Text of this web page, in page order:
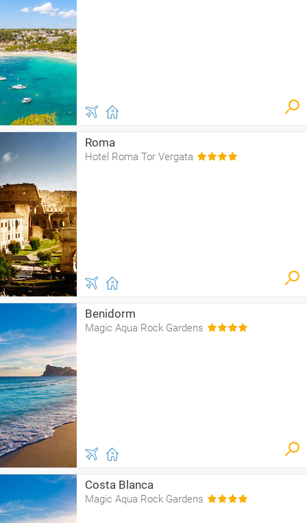
Roma
Hotel Roma Tor Vergata
Benidorm
Magic Aqua Rock Gardens
Costa Blanca
Magic Aqua Rock Gardens